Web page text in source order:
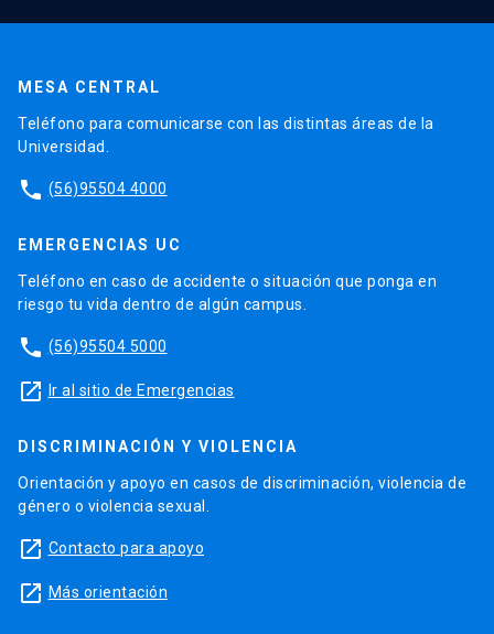
MESA CENTRAL
Teléfono para comunicarse con las distintas áreas de la
Universidad.
phone (56)95504 4000
EMERGENCIAS UC
Teléfono en caso de accidente o situación que ponga en
riesgo tu vida dentro de algún campus.
phone (56)95504 5000
launch Ir al sitio de Emergencias
DISCRIMINACIÓN Y VIOLENCIA
Orientación y apoyo en casos de discriminación, violencia de
género o violencia sexual.
launch Contacto para apoyo
launch Más orientación